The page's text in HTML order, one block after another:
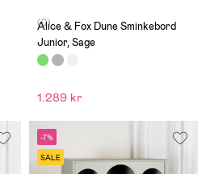
(0)
Alice & Fox Dune Sminkebord
Junior, Sage
1.289 kr
-7%
SALE